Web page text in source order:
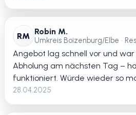
RM Robin M.
Umkreis Boizenburg/Elbe •
Angebot lag schnell vor und
Abholung am nächsten Tag –
funktioniert. Würde wieder so
28.04.2025